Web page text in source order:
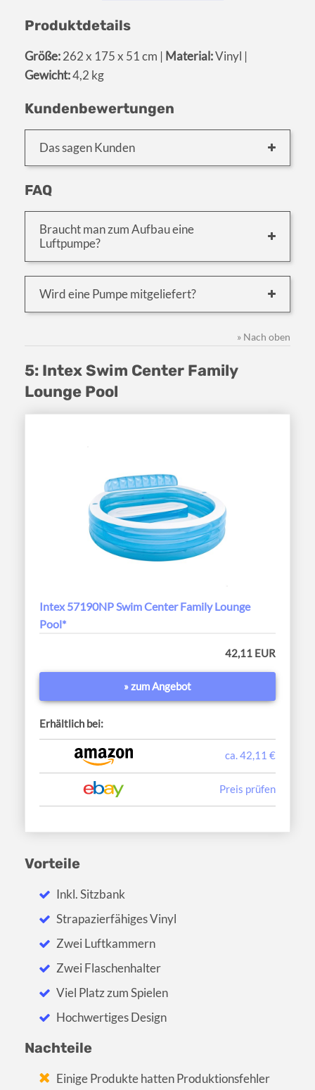
Produktdetails
Größe:262 x 175 x 51 cm | Material:Vinyl |
Gewicht:4,2 kg
Kundenbewertungen
Das sagen Kunden
FAQ
Braucht man zum Aufbau eine
Luftpumpe?
Wird eine Pumpe mitgeliefert?
» Nach oben
5: Intex Swim Center Family
Lounge Pool
Intex 57190NP Swim Center Family Lounge
Pool*
42,11 EUR
» zum Angebot
Erhältlich bei:
ca. 42,11 €
Preis prüfen
Vorteile
Inkl. Sitzbank
Strapazierfähiges Vinyl
Zwei Luftkammern
Zwei Flaschenhalter
Viel Platz zum Spielen
Hochwertiges Design
Nachteile
Einige Produkte hatten Produktionsfehler